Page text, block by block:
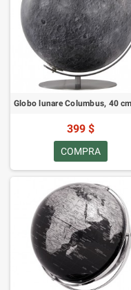
399 $
COMPRA